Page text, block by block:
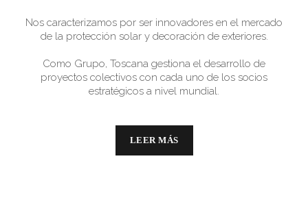
Nos caracterizamos por ser innovadores en el mercado
de la protección solar y decoración de exteriores.
Como Grupo, Toscana gestiona el desarrollo de
proyectos colectivos con cada uno de los socios
estratégicos a nivel mundial.
LEER MÁS